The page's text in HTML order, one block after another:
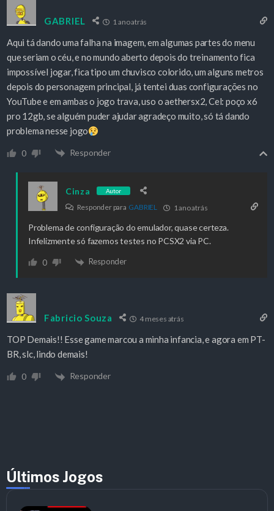
GABRIEL 1 ano atrás
Aqui tá dando uma falha na imagem, em algumas partes do menu
que seriam o céu, e no mundo aberto depois do treinamento fica
impossível jogar, fica tipo um chuvisco colorido, um alguns metros
depois do personagem principal, já tentei duas configurações no
YouTube e em ambas o jogo trava, uso o aethersx2, Cel: poço x6
pro 12gb, se alguém puder ajudar agradeço muito, só tá dando
problema nesse jogo
0 Responder
Cinza Autor
Responder para GABRIEL 1 ano atrás
Problema de configuração do emulador, quase certeza.
Infelizmente só fazemos testes no PCSX2 via PC.
0 Responder
Fabricio Souza 4 meses atrás
TOP Demais!! Esse game marcou a minha infancia, e agora em PT-
BR, slc, lindo demais!
0 Responder
Últimos Jogos